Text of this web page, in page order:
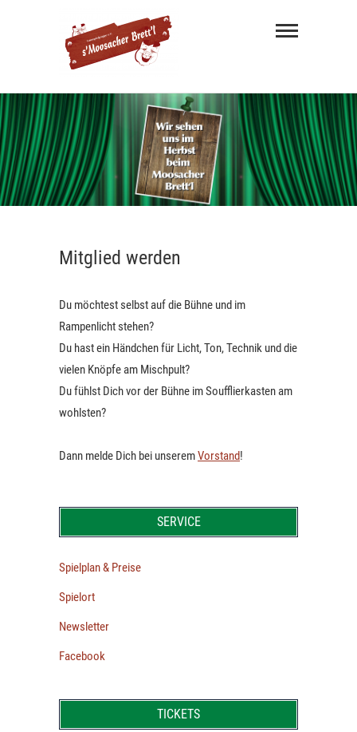
Brett'l
MÜNCHNER MUNDART THEATER
Mitglied werden
Du möchtest selbst auf die Bühne und im
Rampenlicht stehen?
Du hast ein Händchen für Licht, Ton, Technik und die
vielen Knöpfe am Mischpult?
Du fühlst Dich vor der Bühne im Soufflierkasten am
wohlsten?
Dann melde Dich bei unseremVorstand!
SERVICE
Spielplan & Preise
Spielort
Newsletter
Facebook
TICKETS